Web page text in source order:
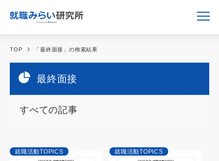
TOP 「最終面接」の検索結果
最終面接
すべての記事
就職活動TOPICS 就職活動TOPICS